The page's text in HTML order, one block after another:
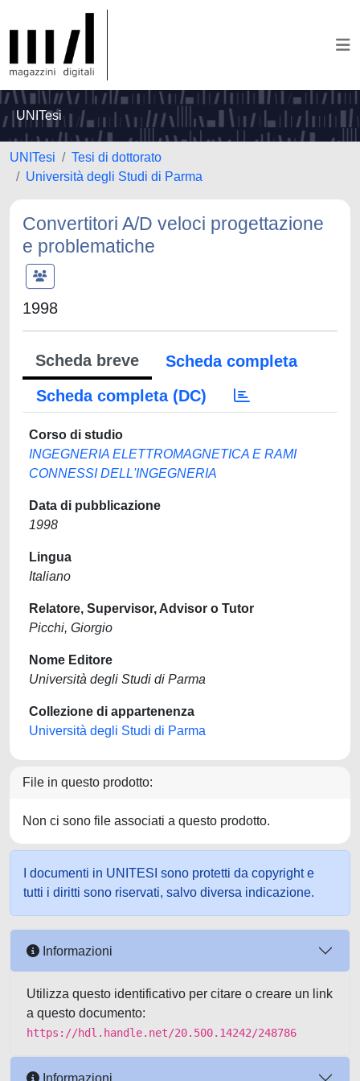
UNITesi
UNITesi
Tesi di dottorato
Università degli Studi di Parma
Convertitori A/D veloci progettazione
e problematiche
1998
Scheda breve
Scheda completa
Scheda completa (DC)
Corso di studio
INGEGNERIA ELETTROMAGNETICA E RAMI
CONNESSI DELL'INGEGNERIA
Data di pubblicazione
1998
Lingua
Italiano
Relatore, Supervisor, Advisor o Tutor
Picchi, Giorgio
Nome Editore
Università degli Studi di Parma
Collezione di appartenenza
Università degli Studi di Parma
File in questo prodotto:
Non ci sono file associati a questo prodotto.
I documenti in UNITESI sono protetti da copyright e
tutti i diritti sono riservati, salvo diversa indicazione.
Informazioni
Utilizza questo identificativo per citare o creare un link
a questo documento:
https://hdl.handle.net/20.500.14242/248786
Informazioni